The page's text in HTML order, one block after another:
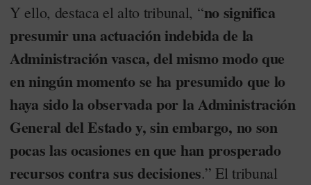
Y ello, destaca el alto tribunal, “no significa
presumir una actuación indebida de la
Administración vasca, del mismo modo que
en ningún momento se ha presumido que lo
haya sido la observada por la Administración
General del Estado y, sin embargo, no son
pocas las ocasiones en que han prosperado
recursos contra sus decisiones.” El tribunal